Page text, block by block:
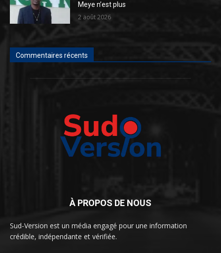
Meye n’est plus
2 août 2026
Commentaires récents
À PROPOS DE NOUS
Sud-Version est un média engagé pour une information
crédible, indépendante et vérifiée.